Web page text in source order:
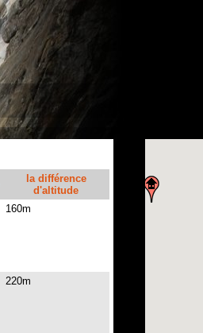
la différence
d'altitude
160m
220m